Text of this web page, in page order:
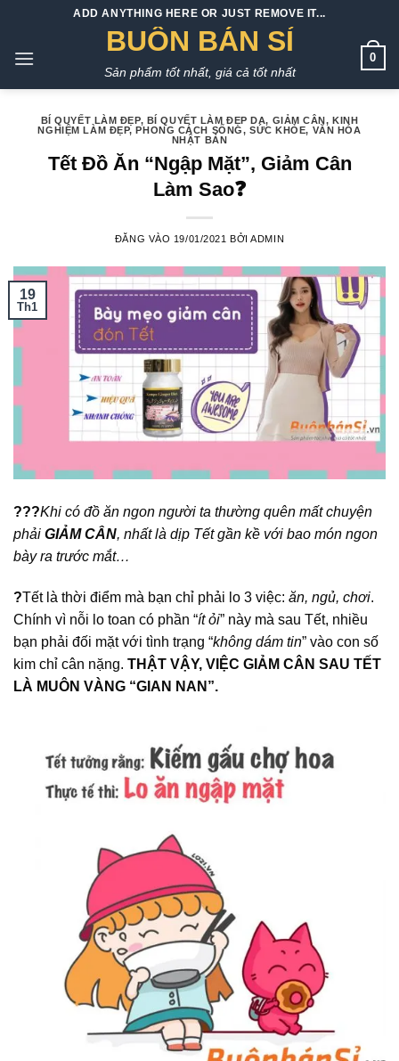
nội
ADD ANYTHING HERE OR JUST REMOVE IT...
BUÔN BÁN SỈ
Sản phẩm tốt nhất, giá cả tốt nhất
0
BÍ QUYẾT LÀM ĐẸP, BÍ QUYẾT LÀM ĐẸP DA, GIẢM CÂN,KINH
NGHIỆM LÀM ĐẸP,PHONG CÁCH SỐNG, SỨC KHỎE, VĂN HÓA
NHẬT BẢN
Tết Đồ Ăn “Ngập Mặt”, Giảm Cân
Làm Sao❓
ĐĂNG VÀO 19/01/2021 BỞIADMIN
19
Th1
???Khi có đồ ăn ngon người ta thường quên mất chuyện
phải GIẢM CÂN, nhất là dịp Tết gần kề với bao món ngon
bày ra trước mắt…
?Tết là thời điểm mà bạn chỉ phải lo 3 việc: ăn, ngủ, chơi.
Chính vì nỗi lo toan có phần “ít ỏi” này mà sau Tết, nhiều
bạn phải đối mặt với tình trạng “không dám tin” vào con số
kim chỉ cân nặng. THẬT VẬY, VIỆC GIẢM CÂN SAU TẾT
LÀ MUÔN VÀNG “GIAN NAN”.